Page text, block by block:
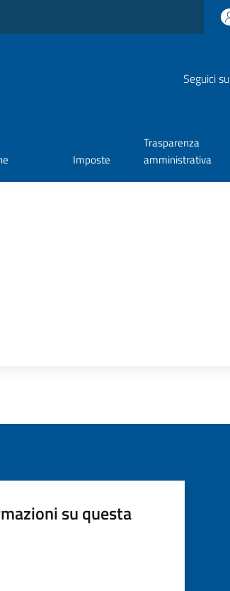
Seguici su
Imposte
Trasparenza
amministrativa
su questa